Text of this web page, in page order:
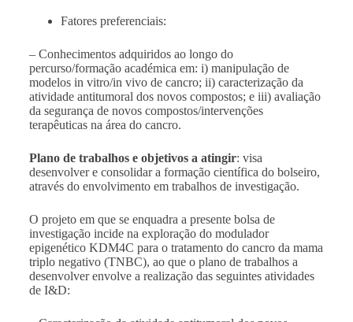
Fatores preferenciais:
– Conhecimentos adquiridos ao longo do
percurso/formação académica em: i) manipulação de
modelos in vitro/in vivo de cancro; ii) caracterização da
atividade antitumoral dos novos compostos; e iii) avaliação
da segurança de novos compostos/intervenções
terapêuticas na área do cancro.
Plano de trabalhos e objetivos a atingir: visa
desenvolver e consolidar a formação científica do bolseiro,
através do envolvimento em trabalhos de investigação.
O projeto em que se enquadra a presente bolsa de
investigação incide na exploração do modulador
epigenético KDM4C para o tratamento do cancro da mama
triplo negativo (TNBC), ao que o plano de trabalhos a
desenvolver envolve a realização das seguintes atividades
de I&D: